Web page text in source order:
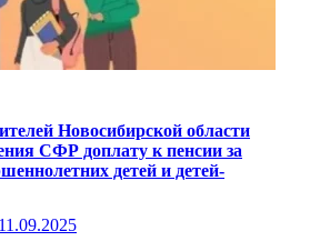
Новосибирской области
СФР доплату к пенсии за
детей и детей-
11.09.2025